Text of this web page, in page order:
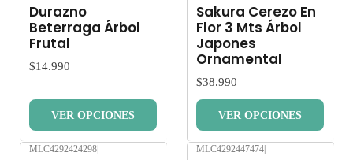
Durazno
Beterraga Árbol
Frutal
$14.990
VER OPCIONES
Sakura Cerezo En
Flor 3 Mts Árbol
Japones
Ornamental
$38.990
VER OPCIONES
MLC4292424298 MLC4292447474